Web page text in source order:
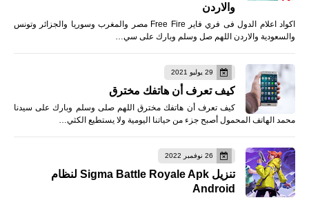
والاردن
اكواد اعلام الدول فى فري فاير Free Fire مصر والمغرب وسوريا والجزائر وتونس
والسعودية والاردن اللهم صل وسلم وبارك على سي…
29 يوليو 2021
كيف تعرف أن هاتفك مخترق
كيف تعرف أن هاتفك مخترق اللهم صلى وسلم وبارك على سيدنا
محمد الهاتف المحمول أصبح جزء من حياتنا اليومية ولا يستطيع الكثي…
26 نوفمبر 2022
تنزيل Sigma Battle Royale Apk لنظام
Android